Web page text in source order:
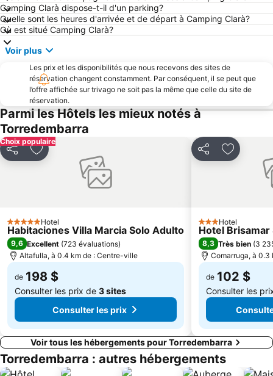
Balmins
Castell de Siurana
El Roc de Sant Gaietà
Tamarit
Costa Daurada
Platja de Coma-ruga
La Rambla Nova
Cap de Salou
Ponent
Plaça de la Llibertat
Estación de Autobuses
Auditori de l'Hotel Meliá
Cases Noves
Cala fonda
de Calafell
Amphitheâtre romain
Covamar
Cap de Saint Pierre
Centro-Casco Antiguo
La Llevantina
Plage de San Sebastián
Camping Clarà dispose-t-il d'un parking?
Quelle sont les heures d'arrivée et de départ à Camping Clarà?
Où est situé Camping Clarà?
Voir plus
Les prix et les disponibilités que nous recevons des sites de
réservation changent constamment. Par conséquent, il se peut que
l’offre affichée sur trivago ne soit pas la même que celle du site de
réservation.
Parmi les Hôtels les mieux notés à
Torredembarra
Choix populaire
PartagerAjouter à mes favoris
5 ÉtoilesHotel
Habitaciones Villa Marcia Solo Adulto
9,6 Excellent (723 évaluations)
Altafulla, à 0.4 km de : Centre-ville
de 198 $
Consulter les prix de 3 sites
Consulter les prix
PartagerAjouter à
3 Étoiles
Hotel
Hotel Brisamar
8,3 Très bien (3
Comarruga, à
de 102 $
Consulter les
Voir tous les hébergements pour Torredembarra
Torredembarra : autres hébergements